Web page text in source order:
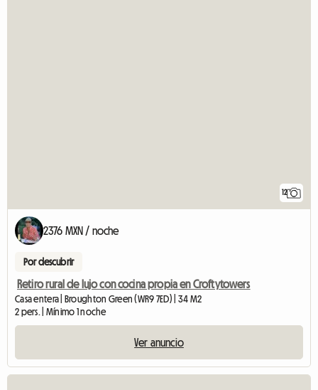
12
2376 MXN / noche
Por descubrir
Retiro rural de lujo con cocina propia en Croftytowers
Casa entera | Broughton Green (WR9 7ED) | 34 M2
2 pers. | Mínimo 1 noche
Ver anuncio